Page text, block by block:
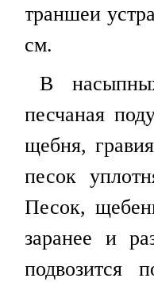
траншеи
см.
В
песчаная
щебня,
песок
Песок,
заранее и
подвозится